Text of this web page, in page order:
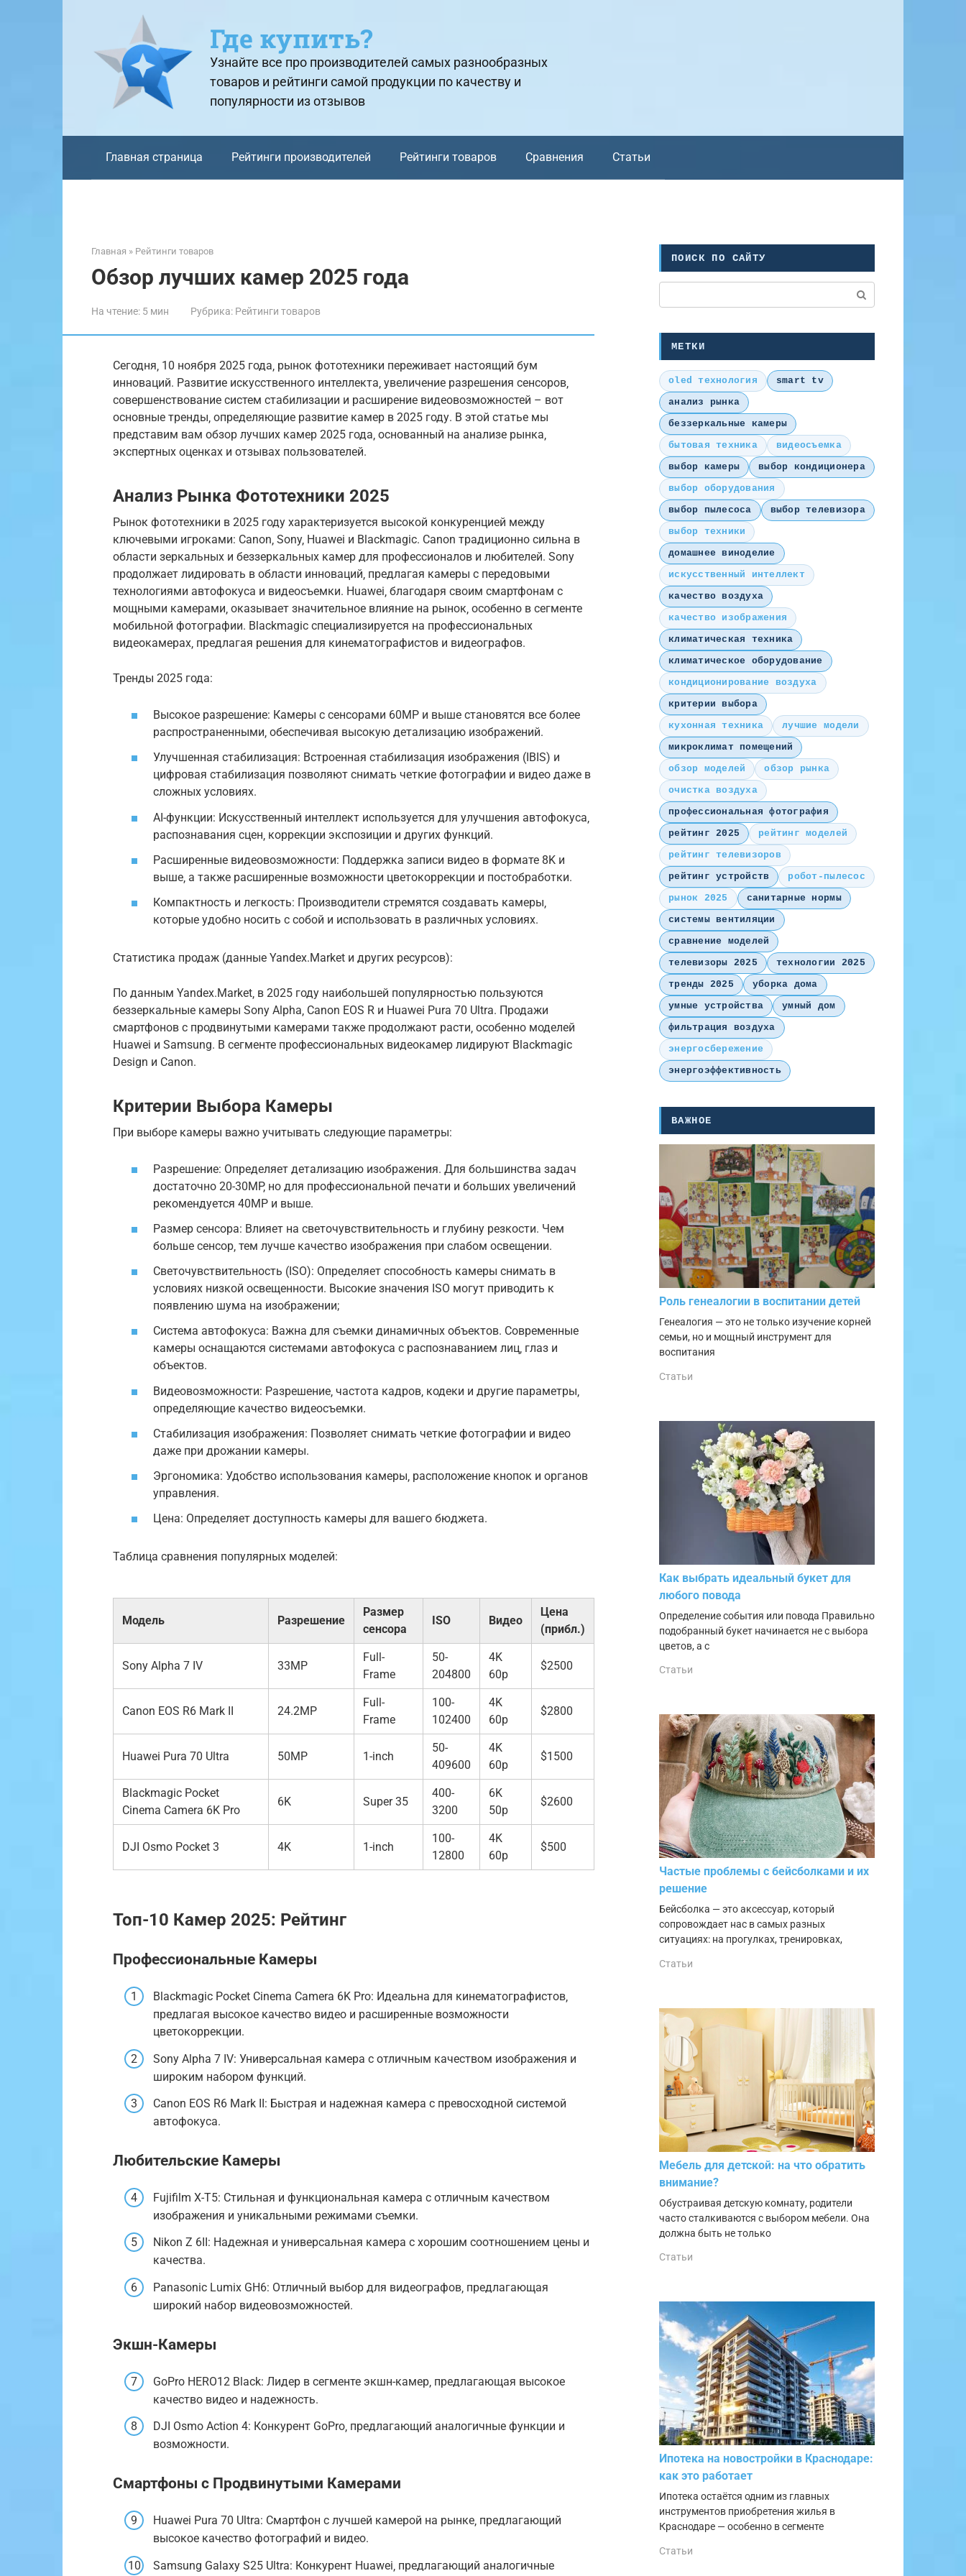
Где купить?
Узнайте все про производителей самых разнообразных
товаров и рейтинги самой продукции по качеству и
популярности из отзывов
Главная страница Рейтинги производителей Рейтинги товаров Сравнения Статьи
Главная » Рейтинги товаров
Обзор лучших камер 2025 года
На чтение: 5 мин Рубрика: Рейтинги товаров
Сегодня‚ 10 ноября 2025 года‚ рынок фототехники переживает настоящий бум
инноваций. Развитие искусственного интеллекта‚ увеличение разрешения сенсоров‚
совершенствование систем стабилизации и расширение видеовозможностей – вот
основные тренды‚ определяющие развитие камер в 2025 году. В этой статье мы
представим вам обзор лучших камер 2025 года‚ основанный на анализе рынка‚
экспертных оценках и отзывах пользователей.
Анализ Рынка Фототехники 2025
Рынок фототехники в 2025 году характеризуется высокой конкуренцией между
ключевыми игроками: Canon‚ Sony‚ Huawei и Blackmagic. Canon традиционно сильна в
области зеркальных и беззеркальных камер для профессионалов и любителей. Sony
продолжает лидировать в области инноваций‚ предлагая камеры с передовыми
технологиями автофокуса и видеосъемки. Huawei‚ благодаря своим смартфонам с
мощными камерами‚ оказывает значительное влияние на рынок‚ особенно в сегменте
мобильной фотографии. Blackmagic специализируется на профессиональных
видеокамерах‚ предлагая решения для кинематографистов и видеографов.
Тренды 2025 года:
Высокое разрешение: Камеры с сенсорами 60MP и выше становятся все более
распространенными‚ обеспечивая высокую детализацию изображений.
Улучшенная стабилизация: Встроенная стабилизация изображения (IBIS) и
цифровая стабилизация позволяют снимать четкие фотографии и видео даже в
сложных условиях.
AI-функции: Искусственный интеллект используется для улучшения автофокуса‚
распознавания сцен‚ коррекции экспозиции и других функций.
Расширенные видеовозможности: Поддержка записи видео в формате 8K и
выше‚ а также расширенные возможности цветокоррекции и постобработки.
Компактность и легкость: Производители стремятся создавать камеры‚
которые удобно носить с собой и использовать в различных условиях.
Статистика продаж (данные Yandex.Market и других ресурсов):
По данным Yandex.Market‚ в 2025 году наибольшей популярностью пользуются
беззеркальные камеры Sony Alpha‚ Canon EOS R и Huawei Pura 70 Ultra. Продажи
смартфонов с продвинутыми камерами также продолжают расти‚ особенно моделей
Huawei и Samsung. В сегменте профессиональных видеокамер лидируют Blackmagic
Design и Canon.
Критерии Выбора Камеры
При выборе камеры важно учитывать следующие параметры:
Разрешение: Определяет детализацию изображения. Для большинства задач
достаточно 20-30MP‚ но для профессиональной печати и больших увеличений
рекомендуется 40MP и выше.
Размер сенсора: Влияет на светочувствительность и глубину резкости. Чем
больше сенсор‚ тем лучше качество изображения при слабом освещении.
Светочувствительность (ISO): Определяет способность камеры снимать в
условиях низкой освещенности. Высокие значения ISO могут приводить к
появлению шума на изображении;
Система автофокуса: Важна для съемки динамичных объектов. Современные
камеры оснащаются системами автофокуса с распознаванием лиц‚ глаз и
объектов.
Видеовозможности: Разрешение‚ частота кадров‚ кодеки и другие параметры‚
определяющие качество видеосъемки.
Стабилизация изображения: Позволяет снимать четкие фотографии и видео
даже при дрожании камеры.
Эргономика: Удобство использования камеры‚ расположение кнопок и органов
управления.
Цена: Определяет доступность камеры для вашего бюджета.
Таблица сравнения популярных моделей:
Модель Разрешение
Размер
сенсора
ISO Видео
Цена
(прибл.)
Sony Alpha 7 IV 33MP
Full-
Frame
50-
204800
4K
60p
$2500
Canon EOS R6 Mark II 24.2MP
Full-
Frame
100-
102400
4K
60p
$2800
Huawei Pura 70 Ultra 50MP 1-inch
50-
409600
4K
60p
$1500
Blackmagic Pocket
Cinema Camera 6K Pro
6K Super 35
400-
3200
6K
50p
$2600
DJI Osmo Pocket 3 4K 1-inch
100-
12800
4K
60p
$500
Топ-10 Камер 2025: Рейтинг
Профессиональные Камеры
Blackmagic Pocket Cinema Camera 6K Pro: Идеальна для кинематографистов‚
предлагая высокое качество видео и расширенные возможности
цветокоррекции.
Sony Alpha 7 IV: Универсальная камера с отличным качеством изображения и
широким набором функций.
Canon EOS R6 Mark II: Быстрая и надежная камера с превосходной системой
автофокуса.
Любительские Камеры
Fujifilm X-T5: Стильная и функциональная камера с отличным качеством
изображения и уникальными режимами съемки.
Nikon Z 6II: Надежная и универсальная камера с хорошим соотношением цены и
качества.
Panasonic Lumix GH6: Отличный выбор для видеографов‚ предлагающая
широкий набор видеовозможностей.
Экшн-Камеры
GoPro HERO12 Black: Лидер в сегменте экшн-камер‚ предлагающая высокое
качество видео и надежность.
DJI Osmo Action 4: Конкурент GoPro‚ предлагающий аналогичные функции и
возможности.
Смартфоны с Продвинутыми Камерами
Huawei Pura 70 Ultra: Смартфон с лучшей камерой на рынке‚ предлагающий
высокое качество фотографий и видео.
Samsung Galaxy S25 Ultra: Конкурент Huawei‚ предлагающий аналогичные
ПОИСК ПО САЙТУ
МЕТКИ
oled технология
smart tv
анализ рынка
беззеркальные камеры
бытовая техника
видеосъемка
выбор камеры
выбор кондиционера
выбор оборудования
выбор пылесоса
выбор телевизора
выбор техники
домашнее виноделие
искусственный интеллект
качество воздуха
качество изображения
климатическая техника
климатическое оборудование
кондиционирование воздуха
критерии выбора
кухонная техника
лучшие модели
микроклимат помещений
обзор моделей
обзор рынка
очистка воздуха
профессиональная фотография
рейтинг 2025
рейтинг моделей
рейтинг телевизоров
рейтинг устройств
робот-пылесос
рынок 2025
санитарные нормы
системы вентиляции
сравнение моделей
телевизоры 2025
технологии 2025
тренды 2025
уборка дома
умные устройства
умный дом
фильтрация воздуха
энергосбережение
энергоэффективность
ВАЖНОЕ
Роль генеалогии в воспитании детей
Генеалогия — это не только изучение корней
семьи, но и мощный инструмент для
воспитания
Статьи
Как выбрать идеальный букет для
любого повода
Определение события или повода Правильно
подобранный букет начинается не с выбора
цветов, а с
Статьи
Частые проблемы с бейсболками и их
решение
Бейсболка — это аксессуар, который
сопровождает нас в самых разных
ситуациях: на прогулках, тренировках,
Статьи
Мебель для детской: на что обратить
внимание?
Обустраивая детскую комнату, родители
часто сталкиваются с выбором мебели. Она
должна быть не только
Статьи
Ипотека на новостройки в Краснодаре:
как это работает
Ипотека остаётся одним из главных
инструментов приобретения жилья в
Краснодаре — особенно в сегменте
Статьи